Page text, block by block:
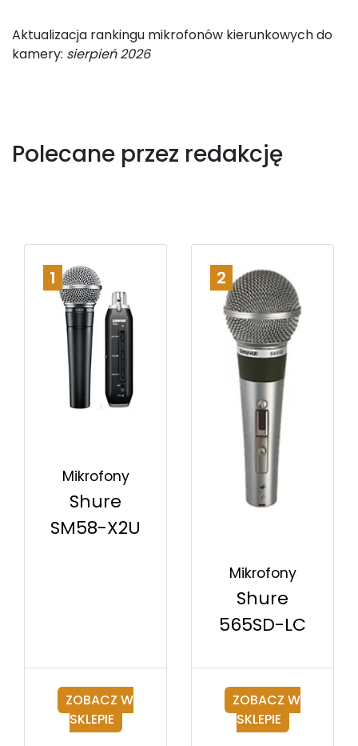
Aktualizacja rankingu mikrofonów kierunkowych do
kamery: sierpień 2026
Polecane przez redakcję
1
Mikrofony
Shure
SM58-X2U
ZOBACZ W
SKLEPIE
2
Mikrofony
Shure
565SD-LC
ZOBACZ W
SKLEPIE